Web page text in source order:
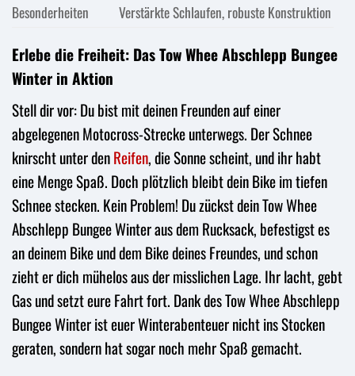
Besonderheiten
Verstärkte Schlaufen, robuste Konstruktion
Erlebe die Freiheit: Das Tow Whee Abschlepp Bungee
Winter in Aktion
Stell dir vor: Du bist mit deinen Freunden auf einer
abgelegenen Motocross-Strecke unterwegs. Der Schnee
knirscht unter denReifen, die Sonne scheint, und ihr habt
eine Menge Spaß. Doch plötzlich bleibt dein Bike im tiefen
Schnee stecken. Kein Problem! Du zückst dein Tow Whee
Abschlepp Bungee Winter aus dem Rucksack, befestigst es
an deinem Bike und dem Bike deines Freundes, und schon
zieht er dich mühelos aus der misslichen Lage. Ihr lacht, gebt
Gas und setzt eure Fahrt fort. Dank des Tow Whee Abschlepp
Bungee Winter ist euer Winterabenteuer nicht ins Stocken
geraten, sondern hat sogar noch mehr Spaß gemacht.